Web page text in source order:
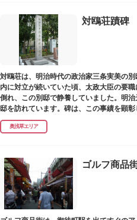
対鴎荘蹟碑
対鴎荘は、明治時代の政治家三条実美の
内に対立が続いていた頃、太政大臣の要
倒れ、この別邸で静養していました。明
邸を訪れています。碑は、この事績を顕
は、多摩市連光寺に移築されました。
奥浅草エリア
ゴルフ商品